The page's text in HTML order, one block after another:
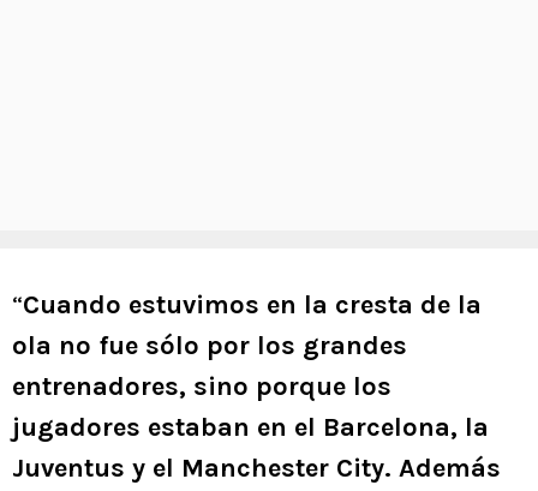
“Cuando estuvimos en la cresta de la
ola no fue sólo por los grandes
entrenadores, sino porque los
jugadores estaban en el Barcelona, la
Juventus y el Manchester City. Además